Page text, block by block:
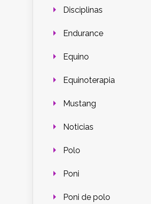
Disciplinas
Endurance
Equino
Equinoterapia
Mustang
Noticias
Polo
Poni
Poni de polo